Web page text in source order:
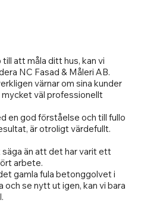
till att måla ditt hus, kan vi
NC Fasad & Måleri AB.
värnar om sina kunder
väl professionellt
en god förståelse och till fullo
är otroligt värdefullt.
säga än att det har varit ett
arbete.
gamla fula betonggolvet i
och se nytt ut igen, kan vi bara